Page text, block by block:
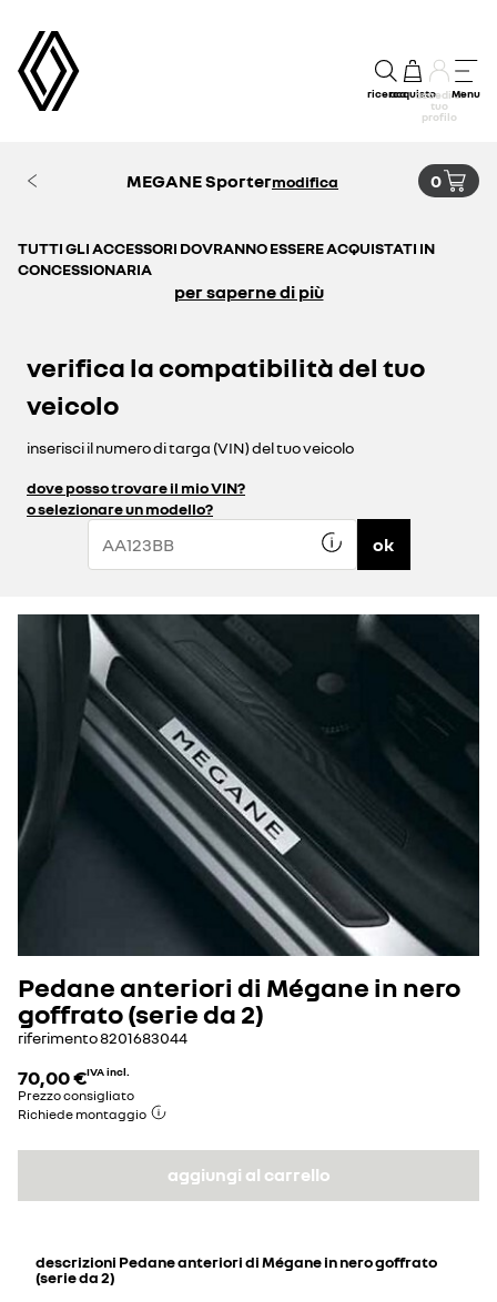
ricercaacquistoaccedi al
tuo
profilo
Menu
MEGANE Sportermodifica 0
TUTTI GLI ACCESSORI DOVRANNO ESSERE ACQUISTATI IN
CONCESSIONARIA
per saperne di più
verifica la compatibilità del tuo
veicolo
inserisci il numero di targa (VIN) del tuo veicolo
dove posso trovare il mio VIN?
o selezionare un modello?
ok
Pedane anteriori di Mégane in nero
goffrato (serie da 2)
riferimento8201683044
70,00 €IVA incl.
Prezzo consigliato
Richiede montaggio
aggiungi al carrello
descrizioni Pedane anteriori di Mégane in nero goffrato
(serie da 2)